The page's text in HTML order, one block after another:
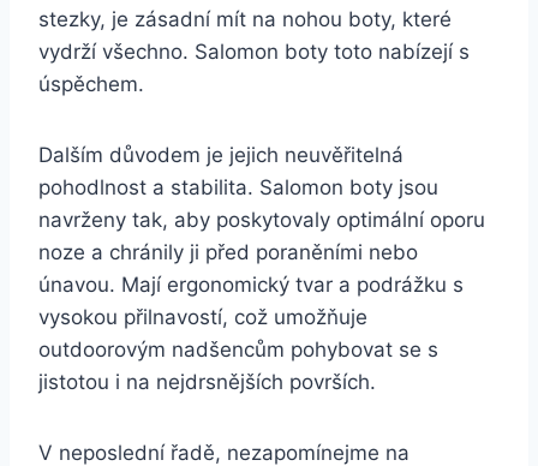
stezky, je zásadní mít ⁣na nohou boty, které
vydrží všechno.​ Salomon boty toto ⁢nabízejí s
úspěchem.
Dalším ​důvodem je jejich neuvěřitelná
pohodlnost a stabilita. Salomon ⁢boty jsou
navrženy‌ tak, aby poskytovaly optimální ⁤oporu
noze‍ a‍ chránily ji ⁣před‌ poraněními ‍nebo
‌únavou. Mají⁣ ergonomický tvar a podrážku s​
vysokou přilnavostí, což ⁣umožňuje
⁤outdoorovým nadšencům pohybovat ​se s
jistotou i⁢ na nejdrsnějších površích.
V neposlední řadě, nezapomínejme na